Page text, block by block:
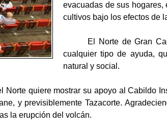
evacuadas de sus
cultivos bajo los efectos de
El Norte de Gran
cualquier tipo de ayuda,
natural y social.
Norte quiere mostrar su apoyo al Cabildo
y previsiblemente Tazacorte.
la erupción del volcán.